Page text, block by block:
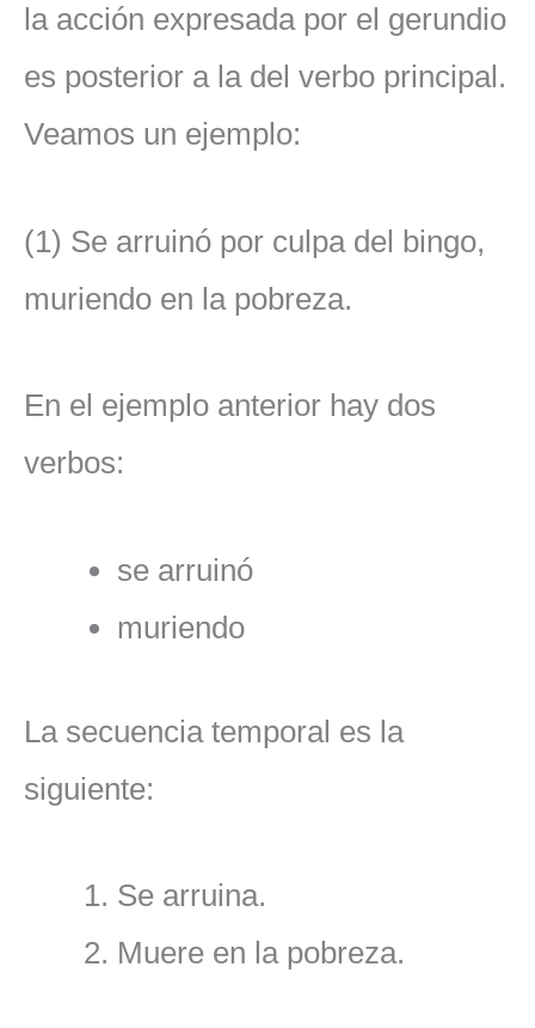
la acción expresada por el gerundio
es posterior a la del verbo principal.
Veamos un ejemplo:
(1) Se arruinó por culpa del bingo,
muriendo en la pobreza.
En el ejemplo anterior hay dos
verbos:
se arruinó
muriendo
La secuencia temporal es la
siguiente:
Se arruina.
Muere en la pobreza.